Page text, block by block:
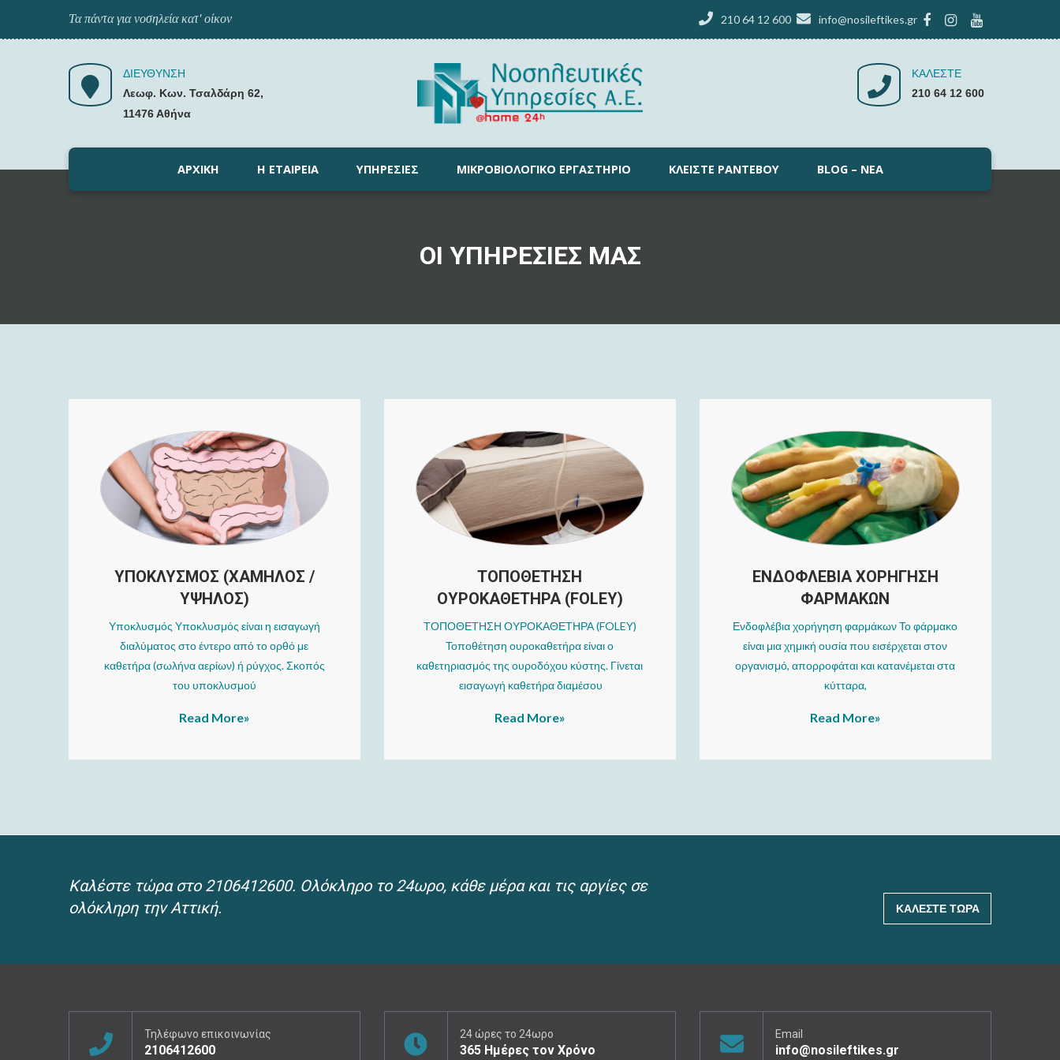
Τα πάντα για νοσηλεία κατ' οίκον 210 64 12 600 info@nosileftikes.gr
ΔΙΕΥΘΥΝΣΗ
Λεωφ. Κων. Τσαλδάρη 62,
11476 Αθήνα
ΚΑΛΕΣΤΕ
210 64 12 600
ΑΡΧΙΚΉ Η ΕΤΑΙΡΕΊΑ ΥΠΗΡΕΣΊΕΣ ΜΙΚΡΟΒΙΟΛΟΓΙΚΌ ΕΡΓΑΣΤΉΡΙΟ ΚΛΕΊΣΤΕ ΡΑΝΤΕΒΟΎ BLOG – ΝΈΑ
ΟΙ ΥΠΗΡΕΣΙΕΣ ΜΑΣ
ΥΠΟΚΛΥΣΜΟΣ (ΧΑΜΗΛΟΣ /
ΥΨΗΛΟΣ)
Υποκλυσμός Υποκλυσμός είναι η εισαγωγή
διαλύματος στο έντερο από το ορθό με
καθετήρα (σωλήνα αερίων) ή ρύγχος. Σκοπός
του υποκλυσμού
Read More»
ΤΟΠΟΘΕΤΗΣΗ
ΟΥΡΟΚΑΘΕΤΗΡΑ (FOLEY)
ΤΟΠΟΘΕΤΗΣΗ ΟΥΡΟΚΑΘΕΤΗΡΑ (FOLEY)
Τοποθέτηση ουροκαθετήρα είναι ο
καθετηριασμός της ουροδόχου κύστης. Γίνεται
εισαγωγή καθετήρα διαμέσου
Read More»
ΕΝΔΟΦΛΕΒΙΑ ΧΟΡΗΓΗΣΗ
ΦΑΡΜΑΚΩΝ
Ενδοφλέβια χορήγηση φαρμάκων Το φάρμακο
είναι μια χημική ουσία που εισέρχεται στον
οργανισμό, απορροφάται και κατανέμεται στα
κύτταρα,
Read More»
Καλέστε τώρα στο 2106412600. Ολόκληρο το 24ωρο, κάθε μέρα και τις αργίες σε
ολόκληρη την Αττική.
ΚΑΛΈΣΤΕ ΤΏΡΑ
Τηλέφωνο επικοινωνίας
2106412600
24 ώρες το 24ωρο
365 Ημέρες τον Χρόνο
Email
info@nosileftikes.gr